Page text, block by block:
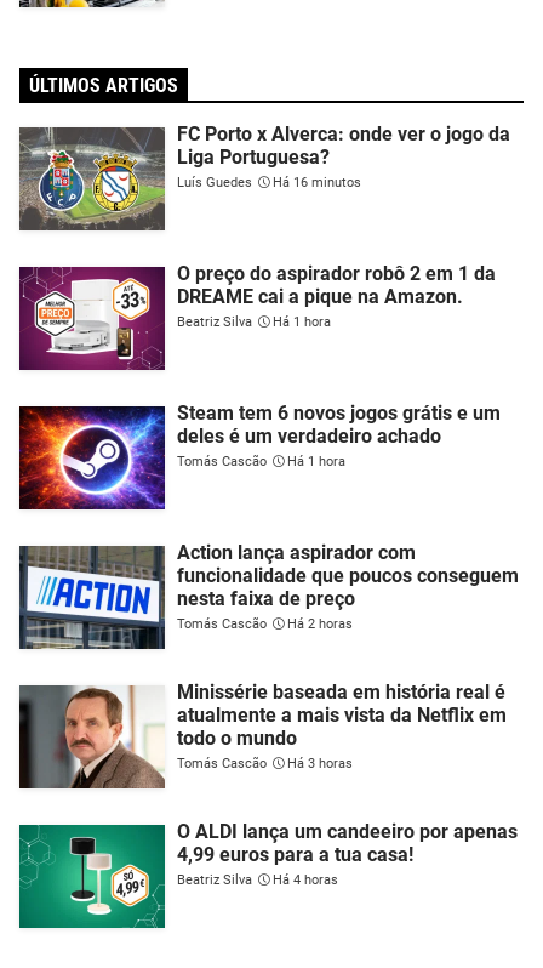
ÚLTIMOS ARTIGOS
FC Porto x Alverca: onde ver o jogo da
Liga Portuguesa?
Luís Guedes Há 16 minutos
O preço do aspirador robô 2 em 1 da
DREAME cai a pique na Amazon.
Beatriz Silva Há 1 hora
Steam tem 6 novos jogos grátis e um
deles é um verdadeiro achado
Tomás Cascão Há 1 hora
Action lança aspirador com
funcionalidade que poucos conseguem
nesta faixa de preço
Tomás Cascão Há 2 horas
Minissérie baseada em história real é
atualmente a mais vista da Netflix em
todo o mundo
Tomás Cascão Há 3 horas
O ALDI lança um candeeiro por apenas
4,99 euros para a tua casa!
Beatriz Silva Há 4 horas